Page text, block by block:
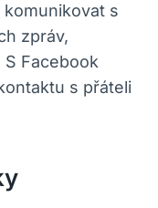
s⁤
zpráv,‌
Facebook
s přáteli